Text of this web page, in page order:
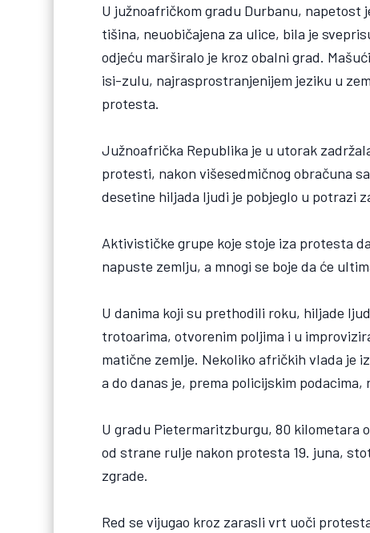
U južnoafričkom gradu Durbanu, napetost
tišina, neuobičajena za ulice, bila je
odjeću marširalo je kroz obalni grad.
isi-zulu, najrasprostranjenijem jeziku u
protesta.
Južnoafrička Republika je u utorak
protesti, nakon višesedmičnog obračuna
desetine hiljada ljudi je pobjeglo u potrazi
Aktivističke grupe koje stoje iza protesta
napuste zemlju, a mnogi se boje da će
U danima koji su prethodili roku, hiljade
trotoarima, otvorenim poljima i u
matične zemlje. Nekoliko afričkih vlada je
a do danas je, prema policijskim
U gradu Pietermaritzburgu, 80 kilometara
od strane rulje nakon protesta 19. juna,
zgrade.
Red se vijugao kroz zarasli vrt uoči